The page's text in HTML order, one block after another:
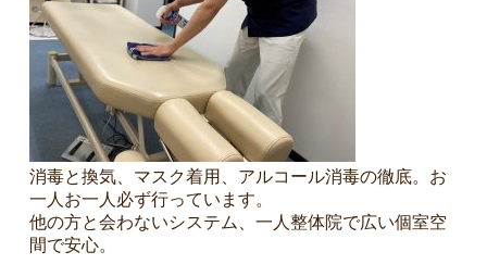
消毒と換気、マスク着用、アルコール消毒の徹底。お
一人お一人必ず行っています。
他の方と会わないシステム、一人整体院で広い個室空
間で安心。